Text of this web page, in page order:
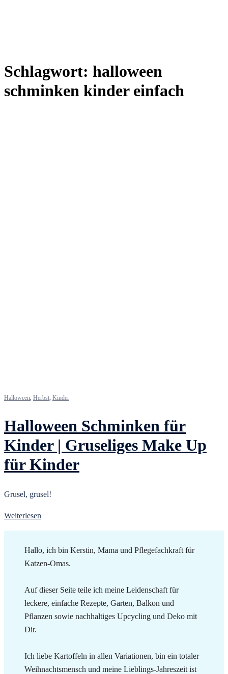
Schlagwort: halloween
schminken kinder einfach
Halloween, Herbst, Kinder
Halloween Schminken für
Kinder | Gruseliges Make Up
für Kinder
Grusel, grusel!
Weiterlesen
Hallo, ich bin Kerstin, Mama und Pflegefachkraft für
Katzen-Omas.
Auf dieser Seite teile ich meine Leidenschaft für
leckere, einfache Rezepte, Garten, Balkon und
Pflanzen sowie nachhaltiges Upcycling und Deko mit
Dir.
Ich liebe Kartoffeln in allen Variationen, bin ein totaler
Weihnachtsmensch und meine Lieblings-Jahreszeit ist